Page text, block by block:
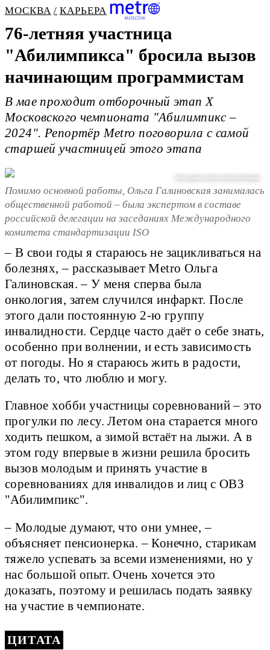
МОСКВА КАРЬЕРА
76-летняя участница
"Абилимпикса" бросила вызов
начинающим программистам
В мае проходит отборочный этап Х
Московского чемпионата "Абилимпикс –
2024". Репортёр Metro поговорила с самой
старшей участницей этого этапа
Фото предоставлено героем публикации
Помимо основной работы, Ольга Галиновская занималась
общественной работой – была экспертом в составе
российской делегации на заседаниях Международного
комитета стандартизации ISO
– В свои годы я стараюсь не зацикливаться на
болезнях, – рассказывает Metro Ольга
Галиновская. – У меня сперва была
онкология, затем случился инфаркт. После
этого дали постоянную 2-ю группу
инвалидности. Сердце часто даёт о себе знать,
особенно при волнении, и есть зависимость
от погоды. Но я стараюсь жить в радости,
делать то, что люблю и могу.
Главное хобби участницы соревнований – это
прогулки по лесу. Летом она старается много
ходить пешком, а зимой встаёт на лыжи. А в
этом году впервые в жизни решила бросить
вызов молодым и принять участие в
соревнованиях для инвалидов и лиц с ОВЗ
"Абилимпикс".
– Молодые думают, что они умнее, –
объясняет пенсионерка. – Конечно, старикам
тяжело успевать за всеми изменениями, но у
нас большой опыт. Очень хочется это
доказать, поэтому и решилась подать заявку
на участие в чемпионате.
ЦИТАТА